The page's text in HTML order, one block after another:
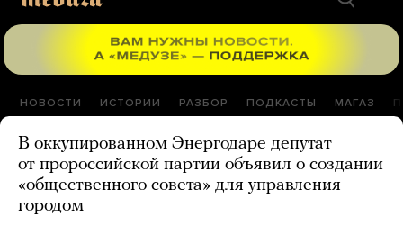
НОВОСТИ ИСТОРИИ РАЗБОР ПОДКАСТЫ МАГАЗ
В оккупированном Энергодаре депутат
от пророссийской партии объявил о создании
«общественного совета» для управления
городом